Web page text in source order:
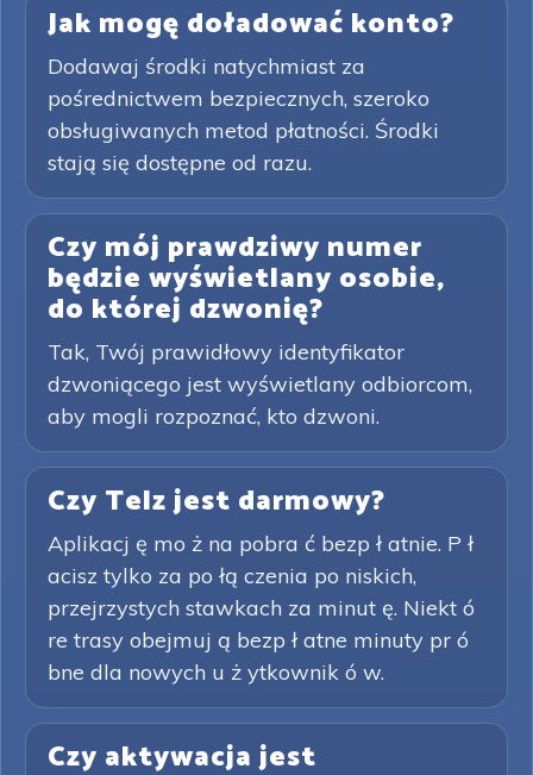
Jak mogę doładować konto?
Dodawaj środki natychmiast za
pośrednictwem bezpiecznych, szeroko
obsługiwanych metod płatności. Środki
stają się dostępne od razu.
Czy mój prawdziwy numer
będzie wyświetlany osobie,
do której dzwonię?
Tak, Twój prawidłowy identyfikator
dzwoniącego jest wyświetlany odbiorcom,
aby mogli rozpoznać, kto dzwoni.
Czy Telz jest darmowy?
Aplikacj ę mo ż na pobra ć bezp ł atnie. P ł
acisz tylko za po łą czenia po niskich,
przejrzystych stawkach za minut ę. Niekt ó
re trasy obejmuj ą bezp ł atne minuty pr ó
bne dla nowych u ż ytkownik ó w.
Czy aktywacja jest